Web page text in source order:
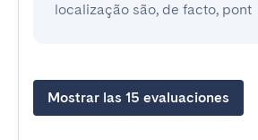
localização são, de facto, pont
Mostrar las 15 evaluaciones